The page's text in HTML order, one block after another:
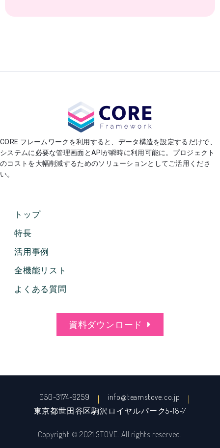
CORE フレームワークを利用すると、データ構造を設定するだけで、
システムに必要な管理画面とAPIが瞬時に利用可能に。プロジェクト
のコストを大幅削減するためのソリューションとしてご活用くださ
い。
トップ
特長
活用事例
全機能リスト
よくある質問
資料ダウンロード
Copyright © 2021 STOVE. All rights reserved.
050-3174-9259
info@teamstove.co.jp
東京都世田谷区駒沢ロイヤルパーク5-18-7